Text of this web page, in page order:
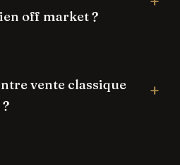
off market ?
vente classique